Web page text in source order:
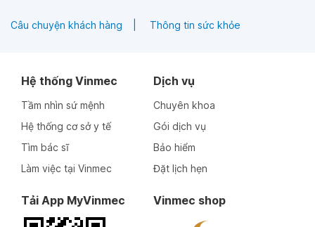
Câu chuyện khách hàng Thông tin sức khỏe
Hệ thống Vinmec
Tầm nhìn sứ mệnh
Hệ thống cơ sở y tế
Tìm bác sĩ
Làm việc tại Vinmec
Dịch vụ
Chuyên khoa
Gói dịch vụ
Bảo hiểm
Đặt lịch hẹn
Tải App MyVinmec Vinmec shop